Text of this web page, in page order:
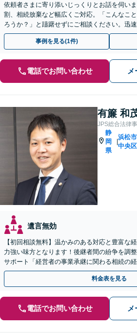
依頼者さまに寄り添いじっくりとお話を伺い
割、相続放棄など幅広くご対応。「こんなこ
ろうか？」と躊躇せずにご相談ください。迅
後の親族関係も考慮しながら進めます。
事例を見る(1件)
電話でお問い合わせ
有簾 和
JPS総合法律
静
岡
県
浜松市
中央区
遺言無効
【初回相談無料】温かみのある対応と豊富な
力強い味方となります！後継者間の紛争を調
サポート「経営者の事業承継に関わる相続の
の名義変更など、事業承継特有の資産管理の
料金表を見る
電話でお問い合わせ